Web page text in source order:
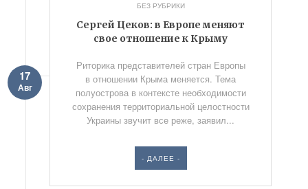
БЕЗ РУБРИКИ
Сергей Цеков: в Европе меняют
свое отношение к Крыму
17
Авг
Риторика представителей стран Европы
в отношении Крыма меняется. Тема
полуострова в контексте необходимости
сохранения территориальной целостности
Украины звучит все реже, заявил...
- ДАЛЕЕ -